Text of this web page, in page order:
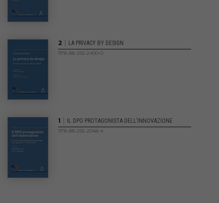
2 | LA PRIVACY BY DESIGN
978-88-255-2400-0
1 | IL DPO PROTAGONISTA DELL’INNOVAZIONE
978-88-255-2048-4